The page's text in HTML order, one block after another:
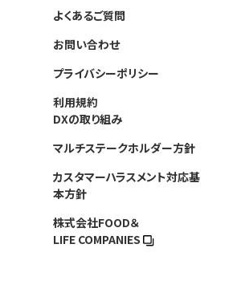
よくあるご質問
お問い合わせ
プライバシーポリシー
利用規約
DXの取り組み
マルチステークホルダー方針
カスタマーハラスメント対応基
本方針
株式会社FOOD＆
LIFE COMPANIES